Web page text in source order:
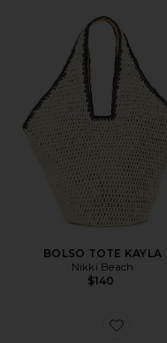
BOLSO TOTE KAYLA
Nikki Beach
$140
Favorite